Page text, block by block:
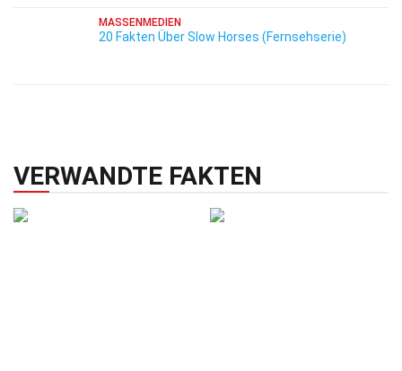
MASSENMEDIEN
20 Fakten Über Slow Horses (Fernsehserie)
VERWANDTE FAKTEN